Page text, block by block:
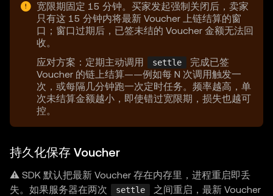
宽限期固定 15 分钟。买家发起强制关闭后，卖家
只有这 15 分钟内将最新 Voucher 上链结算的窗
口；窗口过期后，已签未结的 Voucher 金额无法回
收。
应对方案：定期主动调用
settle
完成已签
Voucher 的链上结算——例如每 N 次调用触发一
次，或每隔几分钟跑一次定时任务。频率越高，单
次未结算金额越小，即使错过宽限期，损失也越可
控。
持久化保存 Voucher
⚠️ SDK 默认把最新 Voucher 存在内存里，进程重启即丢
失。如果服务器在两次
settle
之间重启，最新 Voucher